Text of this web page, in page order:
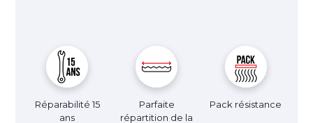
Réparabilité 15
ans
Parfaite
répartition de la
Pack résistance